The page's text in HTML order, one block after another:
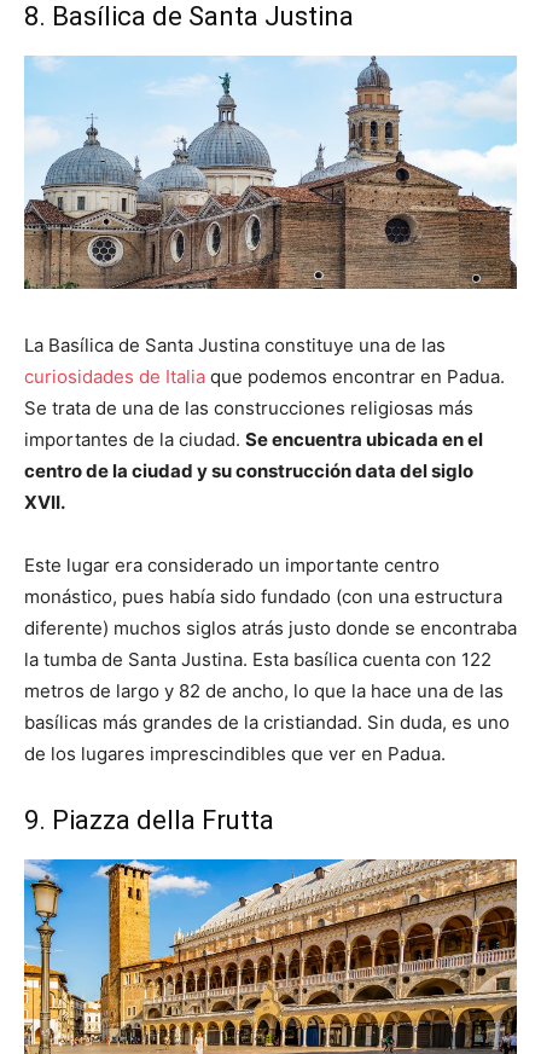
8. Basílica de Santa Justina
La Basílica de Santa Justina constituye una de las
curiosidades de Italia que podemos encontrar en Padua.
Se trata de una de las construcciones religiosas más
importantes de la ciudad. Se encuentra ubicada en el
centro de la ciudad y su construcción data del siglo
XVII.
Este lugar era considerado un importante centro
monástico, pues había sido fundado (con una estructura
diferente) muchos siglos atrás justo donde se encontraba
la tumba de Santa Justina. Esta basílica cuenta con 122
metros de largo y 82 de ancho, lo que la hace una de las
basílicas más grandes de la cristiandad. Sin duda, es uno
de los lugares imprescindibles que ver en Padua.
9. Piazza della Frutta